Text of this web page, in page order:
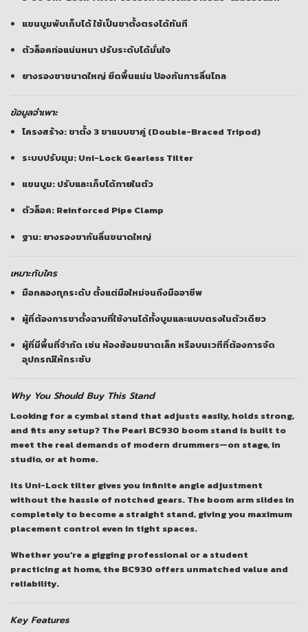
แขนบูมพับเก็บได้ ใช้เป็นขาตั้งตรงได้ทันที
ตัวล็อคท่อแน่นหนา ปรับระดับได้มั่นใจ
ยางรองขาขนาดใหญ่ ยึดพื้นแน่น ป้องกันการลื่นไถล
ข้อมูลจำเพาะ
โครงสร้าง: ขาตั้ง 3 ขาแบบขาคู่ (Double-Braced Tripod)
ระบบปรับมุม: Uni-Lock Gearless Tilter
แขนบูม: ปรับและเก็บได้ภายในตัว
ตัวล็อค: Reinforced Pipe Clamp
ฐาน: ยางรองขากันลื่นขนาดใหญ่
เหมาะกับใคร
มือกลองทุกระดับ ตั้งแต่มือใหม่จนถึงมืออาชีพ
ผู้ที่ต้องการขาตั้งฉาบที่ใช้งานได้ทั้งบูมและแบบตรงในตัวเดียว
ผู้ที่มีพื้นที่จำกัด เช่น ห้องซ้อมขนาดเล็ก หรือบนเวทีที่ต้องการจัด
อุปกรณ์ให้กระชับ
Why You Should Buy This Stand
Looking for a cymbal stand that adjusts easily, holds strong,
and fits any setup? The Pearl BC930 boom stand is built to
meet the real demands of modern drummers—on stage, in
studio, or at home.
Its Uni-Lock tilter gives you infinite angle adjustment
without the hassle of notched gears. The boom arm slides in
completely to become a straight stand, giving you maximum
placement control even in tight spaces.
Whether you’re a gigging professional or a student
practicing at home, the BC930 offers unmatched value and
reliability.
Key Features